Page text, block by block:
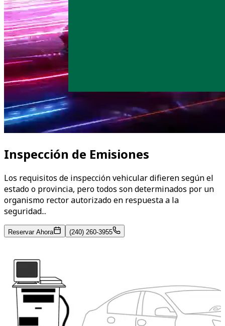
Inspección de Emisiones
Los requisitos de inspección vehicular difieren según el
estado o provincia, pero todos son determinados por un
organismo rector autorizado en respuesta a la
seguridad...
Reservar Ahora (240) 260-3955